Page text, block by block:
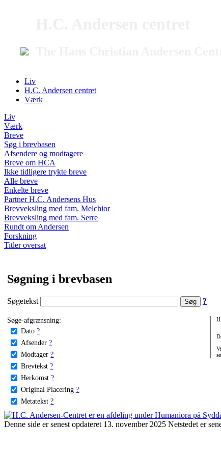
Liv
H.C. Andersen centret
Værk
Liv
Værk
Breve
Søg i brevbasen
Afsendere og modtagere
Breve om HCA
Ikke tidligere trykte breve
Alle breve
Enkelte breve
Partner H.C. Andersens Hus
Brevveksling med fam. Melchior
Brevveksling med fam. Serre
Rundt om Andersen
Forskning
Titler oversat
Søgning i brevbasen
Søgetekst ?
Søge-afgrænsning:
Dato ?
Afsender ?
Modtager ?
Brevtekst ?
Herkomst ?
Original Placering ?
Metatekst ?
Denne side er senest opdateret 13. november 2025 Netstedet er